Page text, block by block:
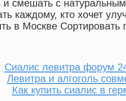
и смешать с
каждому, кто хочет
в Москве
Сиалис левитра форум
Левитра и алгоголь
Как купить сиалис в